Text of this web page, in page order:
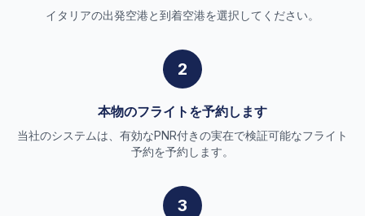
イタリアの出発空港と到着空港を選択してください。
2
本物のフライトを予約します
当社のシステムは、有効なPNR付きの実在で検証可能なフライト
予約を予約します。
3